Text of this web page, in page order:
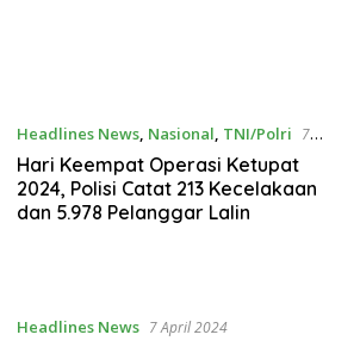
Headlines News, Nasional, TNI/Polri 7
April 2024
Hari Keempat Operasi Ketupat
2024, Polisi Catat 213 Kecelakaan
dan 5.978 Pelanggar Lalin
Headlines News 7 April 2024